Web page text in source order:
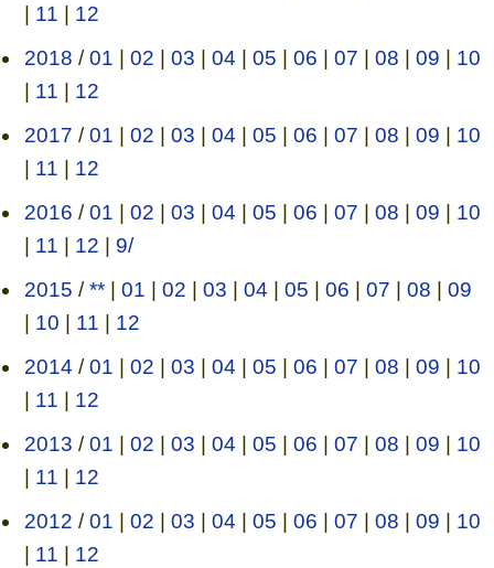
| 11 | 12
2018 /01 | 02 | 03 | 04 | 05 | 06 | 07 | 08 | 09 | 10
| 11 | 12
2017 /01 | 02 | 03 | 04 | 05 | 06 | 07 | 08 | 09 | 10
| 11 | 12
2016 /01 | 02 | 03 | 04 | 05 | 06 | 07 | 08 | 09 | 10
| 11 | 12 | 9/
2015 /**| 01 | 02 | 03 | 04 | 05 | 06 | 07 | 08 | 09
| 10 | 11 | 12
2014 /01 | 02 | 03 | 04 | 05 | 06 | 07 | 08 | 09 | 10
| 11 | 12
2013 /01 | 02 | 03 | 04 | 05 | 06 | 07 | 08 | 09 | 10
| 11 | 12
2012 /01 | 02 | 03 | 04 | 05 | 06 | 07 | 08 | 09 | 10
| 11 | 12